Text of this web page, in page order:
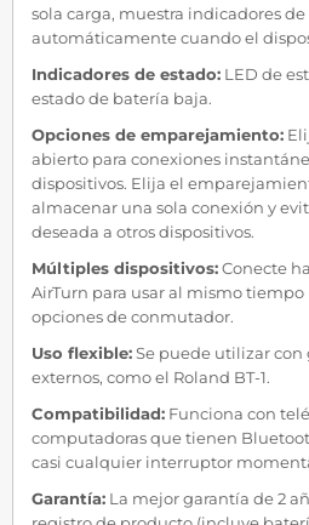
sola carga, muestra indicadores de
automáticamente cuando el
Indicadores de estado: LED de
estado de batería baja.
Opciones de emparejamiento:
abierto para conexiones
dispositivos. Elija el
almacenar una sola conexión y
deseada a otros dispositivos.
Múltiples dispositivos:Conecte
AirTurn para usar al mismo
opciones de conmutador.
Uso flexible:Se puede utilizar
externos, como el Roland BT-1.
Compatibilidad: Funciona con
computadoras que tienen
casi cualquier interruptor
Garantía: La mejor garantía de 2